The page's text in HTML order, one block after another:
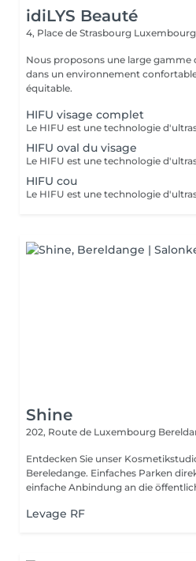
idiLYS Beauté
4, Place de Strasbourg
Nous proposons une large gamme
dans un environnement
équitable.
HIFU visage complet
HIFU oval du visage
HIFU cou
Shine
202, Route de Luxembourg
Entdecken Sie unser
Bereledange. Einfaches Parken direkt vor der Tür. Gute und
einfache Anbindung an die
Levage RF